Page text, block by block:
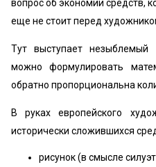
вопрос об экономии средств,
еще не стоит перед
Тут выступает незыблемый
можно формулировать
обратно пропорциональна
В руках европейского
исторически сложившихся
рисунок (в смысле